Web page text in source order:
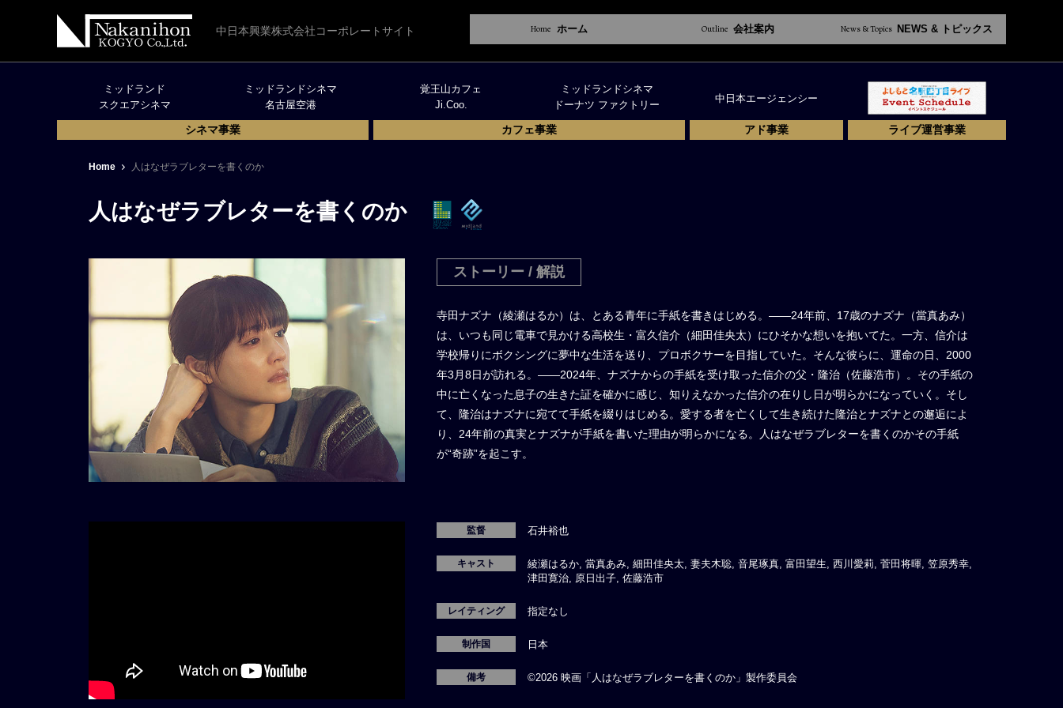
中日本興業株式会社コーポレートサイト Home ホーム Outline 会社案内 News & Topics NEWS & トピックス
ミッドランド
スクエアシネマ
ミッドランドシネマ
名古屋空港
シネマ事業
覚王山カフェ
Ji.Coo.
ミッドランドシネマ
ドーナツ ファクトリー
カフェ事業
中日本エージェンシー
アド事業 ライブ運営事業
Home 人はなぜラブレターを書くのか
人はなぜラブレターを書くのか
ストーリー / 解説
寺田ナズナ（綾瀬はるか）は、とある青年に手紙を書きはじめる。――24年前、17歳のナズナ（當真あみ）
は、いつも同じ電車で見かける高校生・富久信介（細田佳央太）にひそかな想いを抱いてた。一方、信介は
学校帰りにボクシングに夢中な生活を送り、プロボクサーを目指していた。そんな彼らに、運命の日、2000
年3月8日が訪れる。――2024年、ナズナからの手紙を受け取った信介の父・隆治（佐藤浩市）。その手紙の
中に亡くなった息子の生きた証を確かに感じ、知りえなかった信介の在りし日が明らかになっていく。そし
て、隆治はナズナに宛てて手紙を綴りはじめる。愛する者を亡くして生き続けた隆治とナズナとの邂逅によ
り、24年前の真実とナズナが手紙を書いた理由が明らかになる。人はなぜラブレターを書くのかその手紙
が“奇跡”を起こす。
監督 石井裕也
キャスト
綾瀬はるか, 當真あみ, 細田佳央太, 妻夫木聡, 音尾琢真, 富田望生, 西川愛莉, 菅田将暉, 笠原秀幸,
津田寛治, 原日出子, 佐藤浩市
レイティング 指定なし
制作国 日本
備考 ©2026 映画「人はなぜラブレターを書くのか」製作委員会